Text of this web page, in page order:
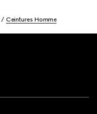
Ceintures Homme